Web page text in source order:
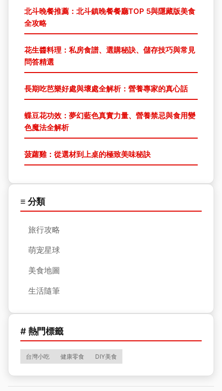
北斗晚餐推薦：北斗鎮晚餐餐廳TOP 5與隱藏版美食
全攻略
花生醬料理：私房食譜、選購秘訣、儲存技巧與常見
問答精選
長期吃芭樂好處與壞處全解析：營養專家的真心話
蝶豆花功效：夢幻藍色真實力量、營養禁忌與食用變
色魔法全解析
菠蘿雞：從選材到上桌的極致美味秘訣
≡ 分類
旅行攻略
萌宠星球
美食地圖
生活隨筆
# 熱門標籤
台灣小吃 健康零食 DIY美食